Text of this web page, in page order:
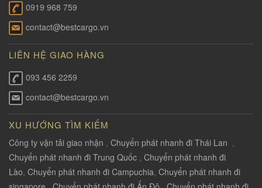
0919 968 759
contact@bestcargo.vn
LIÊN HỆ GIAO HÀNG
093 456 2259
contact@bestcargo.vn
XU HƯỚNG TÌM KIẾM
Công ty vận tải giao nhận , Chuyển phát nhanh đi Thái Lan ,
Chuyển phát nhanh đi Trung Quốc , Chuyển phát nhanh đi
Lào, Chuyển phát nhanh đi Campuchia, Chuyển phát nhanh đi